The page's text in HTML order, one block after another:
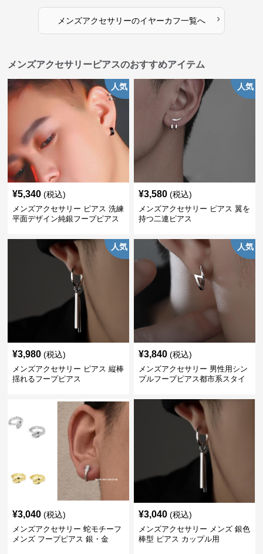
メンズアクセサリーのイヤーカフ一覧へ ›
メンズアクセサリーピアスのおすすめアイテム
人気
¥5,340 (税込)
メンズアクセサリー ピアス 洗練
平面デザイン純銀フープピアス
人気
¥3,580 (税込)
メンズアクセサリー ピアス 翼を
持つ二連ピアス
人気
¥3,980 (税込)
メンズアクセサリー ピアス 縦棒
揺れるフープピアス
人気
¥3,840 (税込)
メンズアクセサリー 男性用シン
プルフープピアス都市系スタイ
¥3,040 (税込)
メンズアクセサリー 蛇モチーフ
メンズ フープピアス 銀・金
¥3,040 (税込)
メンズアクセサリー メンズ 銀色
棒型 ピアス カップル用